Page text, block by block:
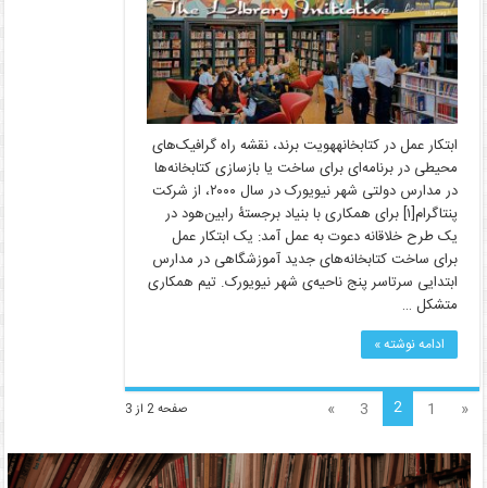
ابتکار عمل در کتابخانههویت برند، نقشه راه گرافیک‌های
محیطی در برنامه‌ای برای ساخت یا بازسازی کتابخانه‌ها
در مدارس دولتی شهر نیویورک در سال ۲۰۰۰، از شرکت
پنتاگرام[۱] برای همکاری با بنیاد برجستۀ رابین‌هود در
یک طرح خلاقانه دعوت به عمل آمد: یک ابتکار عمل
برای ساخت کتابخانه‌های جدید آموزشگاهی در مدارس
ابتدایی سرتاسر پنج ناحیه‌ی شهر نیویورک. تیم همکاری
متشکل …
ادامه نوشته »
صفحه 2 از 3 «
1
2
3
»